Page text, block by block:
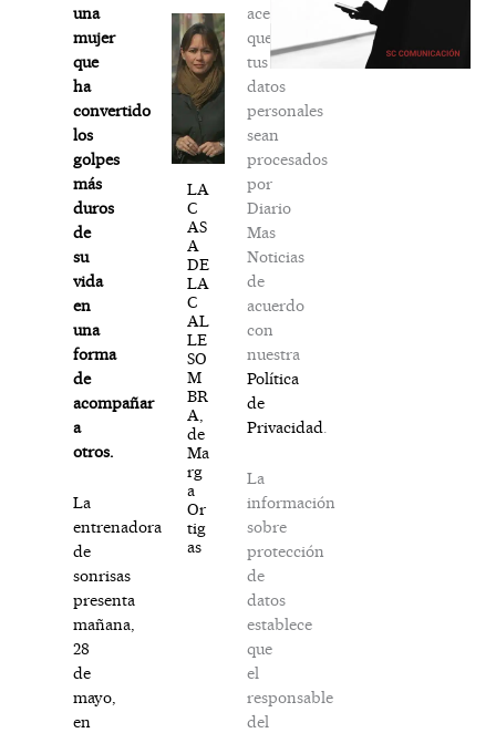
una
mujer
que
ha
convertido
los
golpes
más
duros
de
su
vida
en
una
forma
de
acompañar
a
otros.
La
entrenadora
de
sonrisas
presenta
mañana,
28
de
mayo,
en
LA
C
AS
A
DE
LA
C
AL
LE
SO
M
BR
A,
de
Ma
rg
a
Or
tig
as
aceptas
que
tus
datos
personales
sean
procesados
por
Diario
Mas
Noticias
de
acuerdo
con
nuestra
Política
de
Privacidad
La
información
sobre
protección
de
datos
establece
que
el
responsable
del